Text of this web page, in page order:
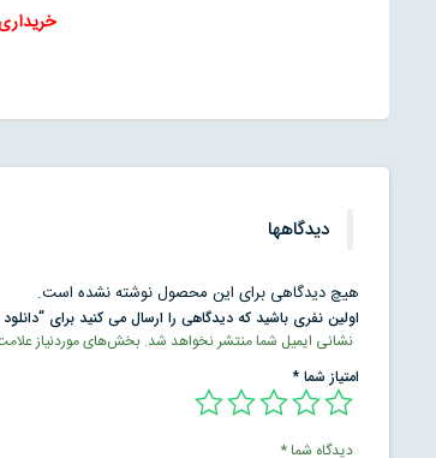
دیدگاهها
هیچ دیدگاهی برای این محصول نوشته نشده است.
اولین نفری باشید که دیدگاهی را ارسال می کنید برای
نشانی ایمیل شما منتشر نخواهد شد. بخش‌های موردنیاز
امتیاز شما*
دیدگاه شما*